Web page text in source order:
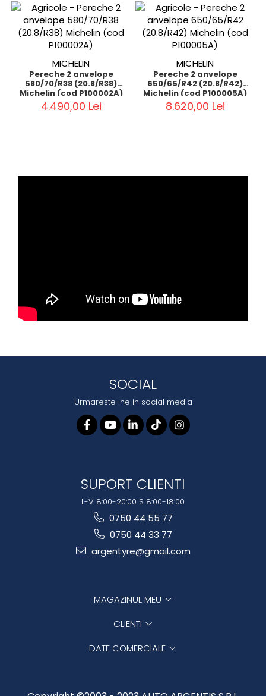
MICHELIN
Pereche 2 anvelope
580/70/R38 (20.8/R38)
Michelin (cod P100002A)
4.490,00 Lei
MICHELIN
Pereche 2 anvelope
650/65/R42 (20.8/R42)
Michelin (cod P100005A)
8.620,00 Lei
SOCIAL
Urmareste-ne in social media
SUPORT CLIENTI
L-V 8:00-20:00 S 8:00-18:00
0750 44 55 77
0750 44 33 77
argentyre@gmail.com
MAGAZINUL MEU
CLIENTI
DATE COMERCIALE